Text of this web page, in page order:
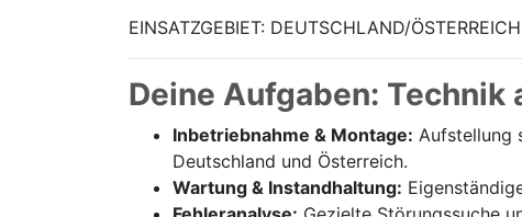
EINSATZGEBIET: DEUTSCHLAND/ÖSTERREICH
Deine Aufgaben: Technik
Inbetriebnahme & Montage: Aufstellung
Deutschland und Österreich.
Wartung & Instandhaltung: